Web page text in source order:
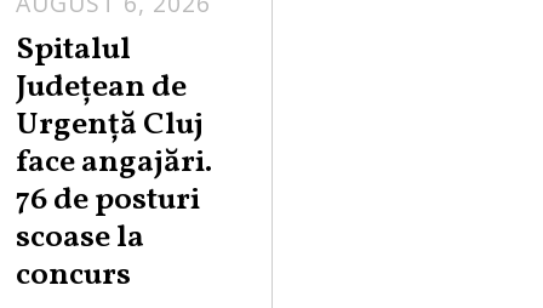
Spitalul
Județean de
Urgență Cluj
face angajări.
76 de posturi
scoase la
concurs